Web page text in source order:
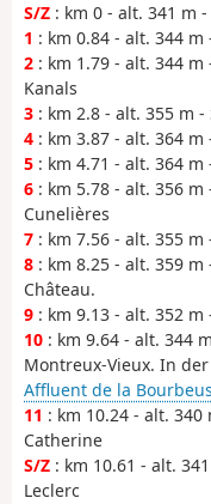
S/Z : km 0 - alt. 341 m
1 : km 0.84 - alt. 344 m
2 : km 1.79 - alt. 344
Kanals
3 : km 2.8 - alt. 355 m
4 : km 3.87 - alt. 364
5 : km 4.71 - alt. 364 m
6 : km 5.78 - alt. 356
Cunelières
7 : km 7.56 - alt. 355
8 : km 8.25 - alt. 359
Château.
9 : km 9.13 - alt. 352 m
10 : km 9.64 - alt. 344
Montreux-Vieux. In
Affluent de la
11 : km 10.24 - alt.
Catherine
S/Z : km 10.61 - alt.
Leclerc